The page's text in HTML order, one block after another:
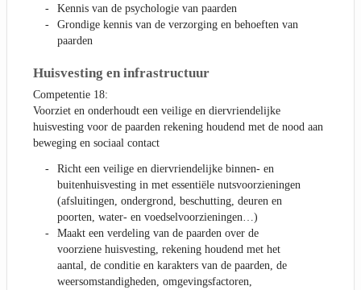
Kennis van de psychologie van paarden
Grondige kennis van de verzorging en behoeften van
paarden
Huisvesting en infrastructuur
Competentie 18:
Voorziet en onderhoudt een veilige en diervriendelijke
huisvesting voor de paarden rekening houdend met de nood aan
beweging en sociaal contact
Richt een veilige en diervriendelijke binnen- en
buitenhuisvesting in met essentiële nutsvoorzieningen
(afsluitingen, ondergrond, beschutting, deuren en
poorten, water- en voedselvoorzieningen…)
Maakt een verdeling van de paarden over de
voorziene huisvesting, rekening houdend met het
aantal, de conditie en karakters van de paarden, de
weersomstandigheden, omgevingsfactoren,